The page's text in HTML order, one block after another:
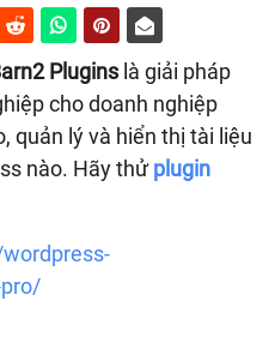
Plugins là giải pháp
cho doanh nghiệp
quản lý và hiển thị tài liệu
nào. Hãy thửplugin